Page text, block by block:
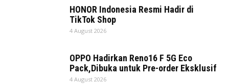
HONOR Indonesia Resmi Hadir di
TikTok Shop
4 August 2026
OPPO Hadirkan Reno16 F 5G Eco
Pack,Dibuka untuk Pre-order Eksklusif
4 August 2026